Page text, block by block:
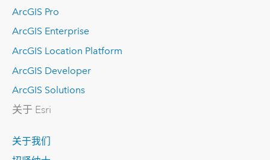
ArcGIS Pro
ArcGIS Enterprise
ArcGIS Location Platform
ArcGIS Developer
ArcGIS Solutions
关于 Esri
关于我们